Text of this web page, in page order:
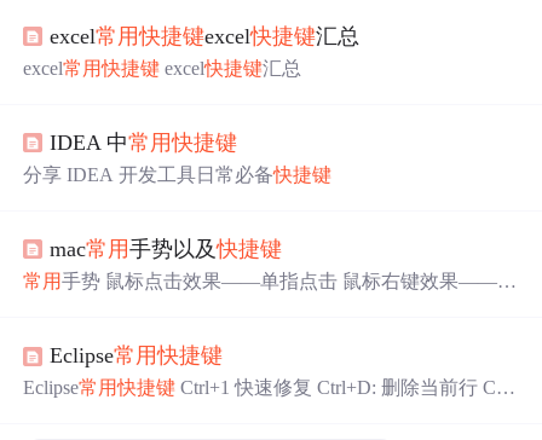
excel常用快捷键excel快捷键汇总
excel常用快捷键 excel快捷键汇总
IDEA 中常用快捷键
分享 IDEA 开发工具日常必备快捷键
mac常用手势以及快捷键
常用手势 鼠标点击效果——单指点击 鼠标右键效果——双
——三指左右滑动 网页前进或后退（微信图片上一张或下
一张）——两指左滑或右滑 显示正在执行的任务——三指
Eclipse常用快捷键
Eclipse常用快捷键 Ctrl+1 快速修复 Ctrl+D: 删除当前行 Ctrl